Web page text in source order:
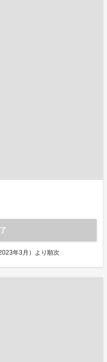
年3月）より順次